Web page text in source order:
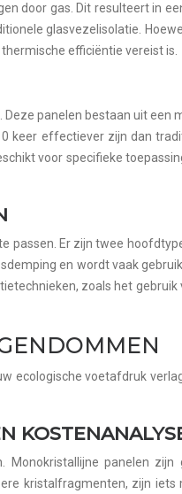
door gas. Dit resulteert in
glasvezelisolatie.
efficiëntie vereist is.
panelen bestaan uit een
keer effectiever zijn dan
voor specifieke
Er zijn twee
en wordt vaak
zoals het
ecologische voetafdruk
panelen zijn
kristalfragmenten, zijn iets